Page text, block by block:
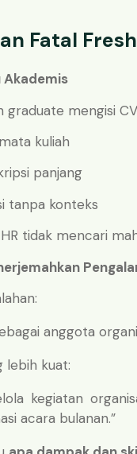
Fatal
Akademis
graduate mengisi
kuliah
panjang
tanpa konteks
HR tidak mencari
anggota
lebih kuat:
kegiatan
acara bulanan.”